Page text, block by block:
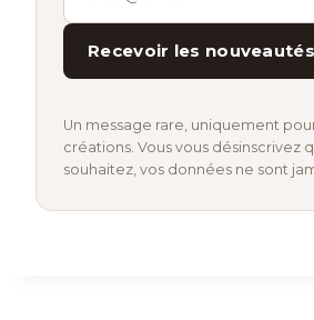
Recevoir les nouveautés
Un message rare, uniquement
créations. Vous vous désinscrivez
souhaitez, vos données ne sont